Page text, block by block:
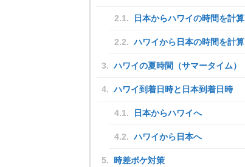
日本からハワイの時間を計算
ハワイから日本の時間を計算
ハワイの夏時間（サマータイム）
ハワイ到着日時と日本到着日時
日本からハワイへ
ハワイから日本へ
時差ボケ対策